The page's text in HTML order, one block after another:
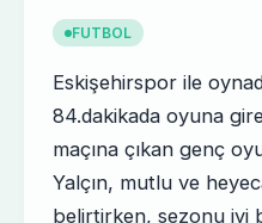
FUTBOL
Eskişehirspor ile
84.dakikada oyuna
maçına çıkan genç
Yalçın, mutlu ve
belirtirken, sezonu iyi